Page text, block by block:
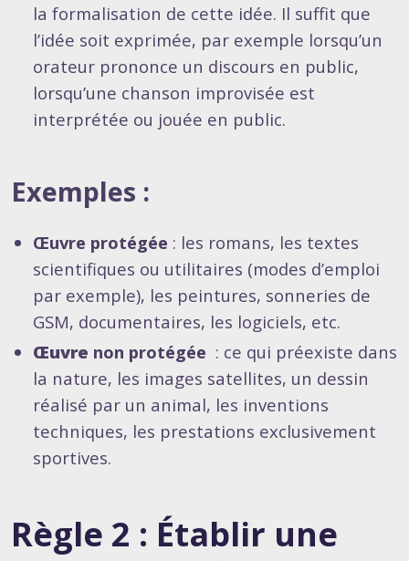
la formalisation de cette idée. Il suffit que
l’idée soit exprimée, par exemple lorsqu’un
orateur prononce un discours en public,
lorsqu’une chanson improvisée est
interprétée ou jouée en public.
Exemples :
Œuvre protégée : les romans, les textes
scientifiques ou utilitaires (modes d’emploi
par exemple), les peintures, sonneries de
GSM, documentaires, les logiciels, etc.
Œuvre non protégée : ce qui préexiste dans
la nature, les images satellites, un dessin
réalisé par un animal, les inventions
techniques, les prestations exclusivement
sportives.
Règle 2 : Établir une